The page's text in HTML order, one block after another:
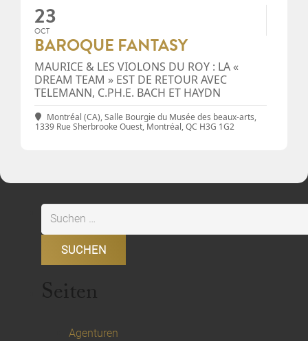
23
OCT
BAROQUE FANTASY
MAURICE & LES VIOLONS DU ROY : LA «
DREAM TEAM » EST DE RETOUR AVEC
TELEMANN, C.PH.E. BACH ET HAYDN
Montréal (CA), Salle Bourgie du Musée des beaux-arts,
1339 Rue Sherbrooke Ouest, Montréal, QC H3G 1G2
Suchen
nach:
Seiten
Agenturen